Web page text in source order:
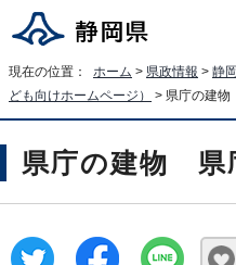
現在の位置： ホーム > 県政情報 > 静
ども向けホームページ）
> 県庁の建
県庁の建物 県